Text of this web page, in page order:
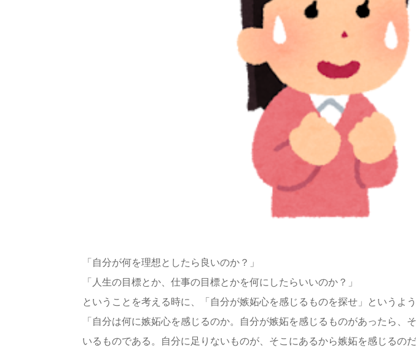
「自分が何を理想としたら良いのか？」
「人生の目標とか、仕事の目標とかを何にしたらいいのか？」
ということを考える時に、「自分が嫉妬心を感じるものを探せ」というよ
「自分は何に嫉妬心を感じるのか。自分が嫉妬を感じるものがあったら、
いるものである。自分に足りないものが、そこにあるから嫉妬を感じるの